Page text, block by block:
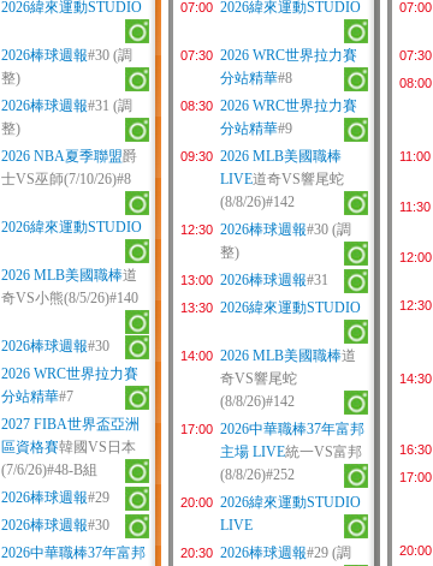
2026緯來運動STUDIO
2026棒球週報#30 (調
整)
2026棒球週報#31 (調
整)
2026 NBA夏季聯盟爵
士VS巫師(7/10/26)#8
2026緯來運動STUDIO
2026 MLB美國職棒道
奇VS小熊(8/5/26)#140
2026棒球週報#30
2026 WRC世界拉力賽
分站精華#7
2027 FIBA世界盃亞洲
區資格賽韓國VS日本
(7/6/26)#48-B組
2026棒球週報#29
2026棒球週報#30
2026中華職棒37年富邦
07:00 2026緯來運動STUDIO
07:30 2026 WRC世界拉力賽
分站精華#8
08:30 2026 WRC世界拉力賽
分站精華#9
09:30 2026 MLB美國職棒
LIVE道奇VS響尾蛇
(8/8/26)#142
12:30 2026棒球週報#30 (調
整)
13:00 2026棒球週報#31
13:30 2026緯來運動STUDIO
14:00 2026 MLB美國職棒道
奇VS響尾蛇
(8/8/26)#142
17:00 2026中華職棒37年富邦
主場 LIVE統一VS富邦
(8/8/26)#252
20:00 2026緯來運動STUDIO
LIVE
20:30 2026棒球週報#29 (調
07:00
07:30
08:00
11:00
11:30
12:00
12:30
14:30
16:30
17:00
20:00